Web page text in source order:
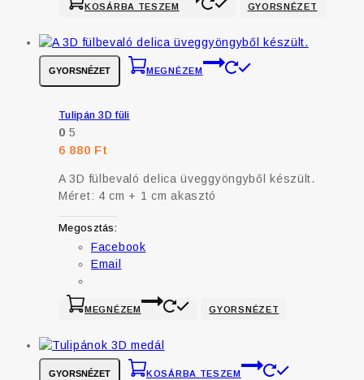
KOSÁRBA TESZEM GYORSNÉZET
GYORSNÉZET MEGNÉZEM
Tulipán 3D füli
0 5
6 880 Ft
A 3D fülbevaló delica üveggyöngyből készült.
Méret: 4 cm + 1 cm akasztó
Megosztás:
Facebook
Email
MEGNÉZEM GYORSNÉZET
GYORSNÉZET KOSÁRBA TESZEM